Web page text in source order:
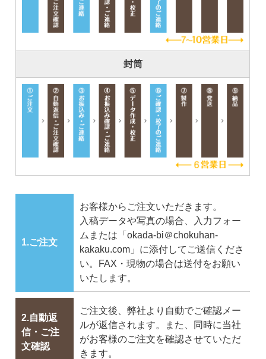
封筒
1.ご注文
お客様からご注文いただきます。
入稿データや写真の場合、入力フォー
ムまたは「okada-bi＠chokuhan-
kakaku.com」に添付してご送信くださ
い。FAX・現物の場合は送付をお願い
いたします。
2.自動返
信・ご注
文確認
ご注文後、弊社より自動でご確認メー
ルが返信されます。また、同時に当社
がお客様のご注文を確認させていただ
きます。